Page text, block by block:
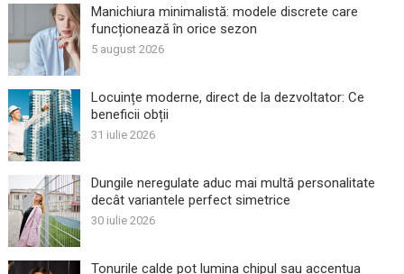
Manichiura minimalistă: modele discrete care
funcționează în orice sezon
5 august 2026
Locuințe moderne, direct de la dezvoltator: Ce
beneficii obții
31 iulie 2026
Dungile neregulate aduc mai multă personalitate
decât variantele perfect simetrice
30 iulie 2026
Tonurile calde pot lumina chipul sau accentua